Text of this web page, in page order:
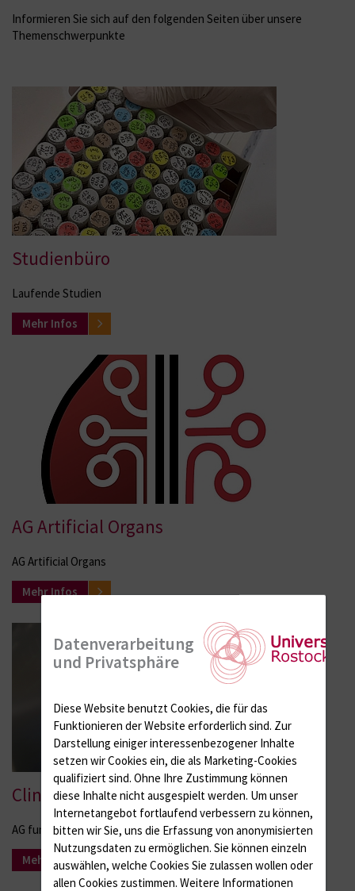
Informieren Sie sich auf den folgenden Seiten über unsere
Themenschwerpunkte
Studienbüro
Laufende Studien
Mehr Infos
AG Artificial Organs
AG Artificial Organs
Mehr Infos
Clinical Outcome
AG funktionelles hämodynamisches Monitoring
Mehr Infos
Datenverarbeitung
und Privatsphäre
Diese Website benutzt Cookies, die für das
Funktionieren der Website erforderlich sind. Zur
Darstellung einiger interessenbezogener Inhalte
setzen wir Cookies ein, die als Marketing-Cookies
qualifiziert sind. Ohne Ihre Zustimmung können
diese Inhalte nicht ausgespielt werden. Um unser
Internetangebot fortlaufend verbessern zu können,
bitten wir Sie, uns die Erfassung von anonymisierten
Nutzungsdaten zu ermöglichen. Sie können einzeln
auswählen, welche Cookies Sie zulassen wollen oder
allen Cookies zustimmen. Weitere Informationen